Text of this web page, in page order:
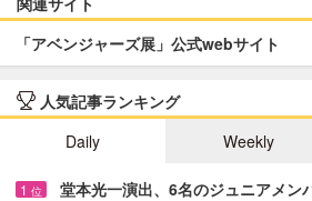
「アベンジャーズ展」公式webサイト
人気記事ランキング
Daily
Weekly
1 位 堂本光一演出、6名のジュニアメ